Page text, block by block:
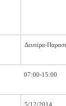
Δευτέρα-
07:00-15:00
5/12/2014